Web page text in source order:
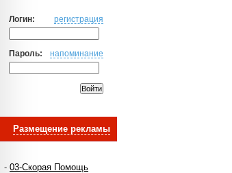
Логин: регистрация
Пароль: напоминание
Размещение рекламы
- 03-Скорая Помощь